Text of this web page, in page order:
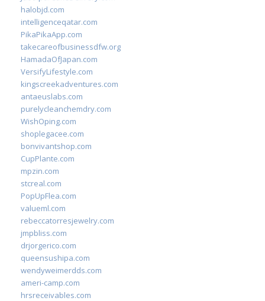
halobjd.com
intelligenceqatar.com
PikaPikaApp.com
takecareofbusinessdfw.org
HamadaOfJapan.com
VersifyLifestyle.com
kingscreekadventures.com
antaeuslabs.com
purelycleanchemdry.com
WishOping.com
shoplegacee.com
bonvivantshop.com
CupPlante.com
mpzin.com
stcreal.com
PopUpFlea.com
valueml.com
rebeccatorresjewelry.com
jmpbliss.com
drjorgerico.com
queensushipa.com
wendyweimerdds.com
ameri-camp.com
hrsreceivables.com